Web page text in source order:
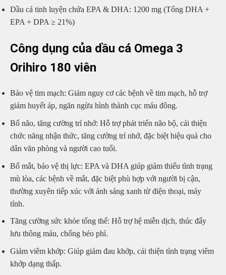
Dầu cá tinh luyện chứa EPA & DHA: 1200 mg (Tổng DHA +
EPA + DPA ≥ 21%)
Công dụng của dầu cá Omega 3
Orihiro 180 viên
Bảo vệ tim mạch: Giảm nguy cơ các bệnh về tim mạch, hỗ trợ
giảm huyết áp, ngăn ngừa hình thành cục máu đông.
Bổ não, tăng cường trí nhớ: Hỗ trợ phát triển não bộ, cải thiện
chức năng nhận thức, tăng cường trí nhớ, đặc biệt hiệu quả cho
dân văn phòng và người cao tuổi.
Bổ mắt, bảo vệ thị lực: EPA và DHA giúp giảm thiểu tình trạng
mù lòa, các bệnh về mắt, đặc biệt phù hợp với người bị cận,
thường xuyên tiếp xúc với ánh sáng xanh từ điện thoại, máy
tính.
Tăng cường sức khỏe tổng thể: Hỗ trợ hệ miễn dịch, thúc đẩy
lưu thông máu, chống béo phì.
Giảm viêm khớp: Giúp giảm đau khớp, cải thiện tình trạng viêm
khớp dạng thấp.